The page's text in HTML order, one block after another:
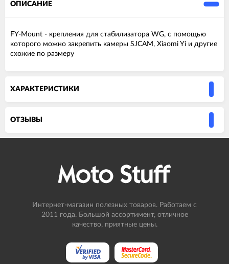
ОПИСАНИЕ
FY-Mount - крепления для стабилизатора WG, с помощью
которого можно закрепить камеры SJCAM, Xiaomi Yi и другие
схожие по размеру
ХАРАКТЕРИСТИКИ
ОТЗЫВЫ
Интернет-магазин полезных товаров. Работаем с
2011 года. Большой ассортимент, отличное
качество, приятные цены.